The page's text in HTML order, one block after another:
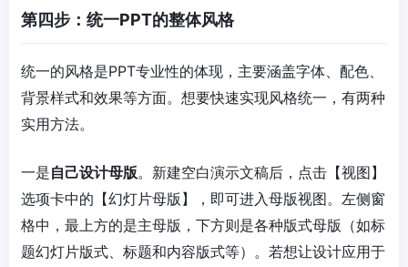
第四步：统一PPT的整体风格
统一的风格是PPT专业性的体现，主要涵盖字体、配色、
背景样式和效果等方面。想要快速实现风格统一，有两种
实用方法。
一是自己设计母版。新建空白演示文稿后，点击【视图】
选项卡中的【幻灯片母版】，即可进入母版视图。左侧窗
格中，最上方的是主母版，下方则是各种版式母版（如标
题幻灯片版式、标题和内容版式等）。若想让设计应用于